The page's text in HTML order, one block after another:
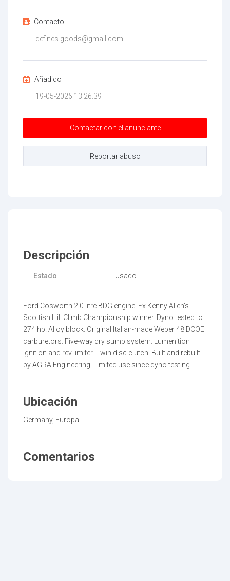
Contacto
defines.goods@gmail.com
Añadido
19-05-2026 13:26:39
Contactar con el anunciante
Reportar abuso
Estoy de acuerdo con
Acuerdo de protección de datos *
Enviar
Descripción
Estado Usado
Ford Cosworth 2.0 litre BDG engine. Ex Kenny Allen's
Scottish Hill Climb Championship winner. Dyno tested to
274 hp. Alloy block. Original Italian-made Weber 48 DCOE
carburetors. Five-way dry sump system. Lumenition
ignition and rev limiter. Twin disc clutch. Built and rebuilt
by AGRA Engineering. Limited use since dyno testing.
Ubicación
Germany, Europa
Comentarios